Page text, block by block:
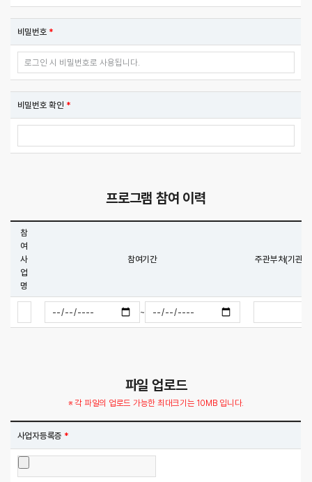
비밀번호 *
비밀번호 확인 *
프로그램 참여 이력
참
여
사
업
명
참여기간 주관부처(기관)
~
파일 업로드
※ 각 파일의 업로드 가능한 최대크기는 10MB 입니다.
사업자등록증 *